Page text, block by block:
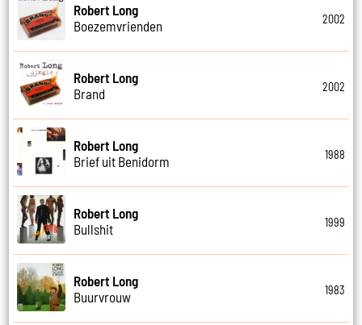
Robert Long
Boezemvrienden
2002
Robert Long
Brand
2002
Robert Long
Brief uit Benidorm
1988
Robert Long
Bullshit
1999
Robert Long
Buurvrouw
1983